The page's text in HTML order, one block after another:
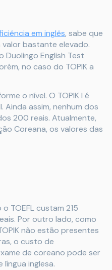
em inglês, sabe que
bastante elevado.
Duolingo English Test
no caso do TOPIK a
o nível. O TOPIK I é
Ainda assim, nenhum dos
200 reais. Atualmente,
Coreana, os valores das
TOEFL custam 215
Por outro lado, como
não estão presentes
o custo de
de coreano pode ser
inglesa.